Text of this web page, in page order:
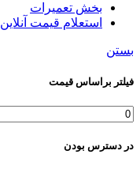
بخش تعمیرات
استعلام قیمت آنلاین
بستن
فیلتر براساس قیمت
حداقل
در دسترس بودن